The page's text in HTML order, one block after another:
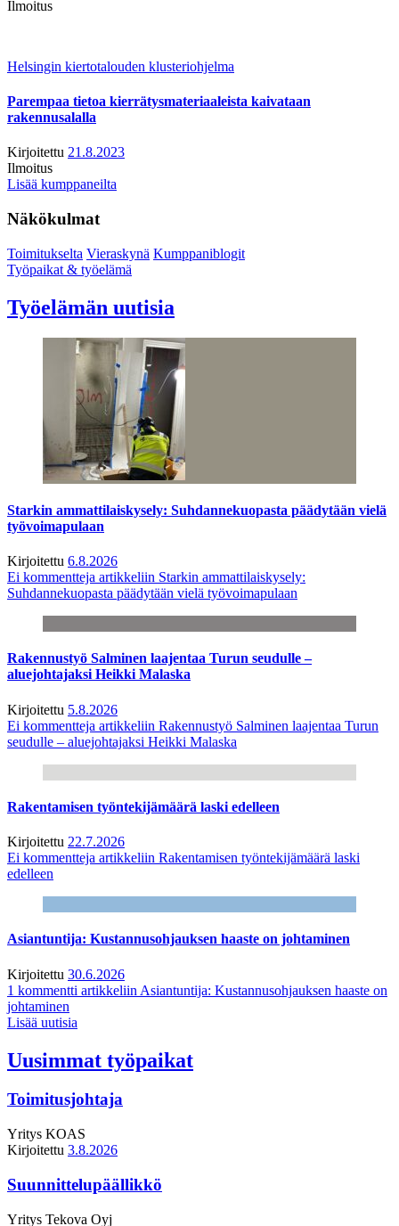
Ilmoitus
Helsingin kiertotalouden klusteriohjelma
Parempaa tietoa kierrätysmateriaaleista kaivataan
rakennusalalla
Kirjoitettu 21.8.2023
Ilmoitus
Lisää kumppaneilta
Näkökulmat
Toimitukselta Vieraskynä Kumppaniblogit
Työpaikat & työelämä
Työelämän uutisia
Starkin ammattilaiskysely: Suhdannekuopasta päädytään vielä
työvoimapulaan
Kirjoitettu 6.8.2026
Ei kommentteja artikkeliin Starkin ammattilaiskysely:
Suhdannekuopasta päädytään vielä työvoimapulaan
Rakennustyö Salminen laajentaa Turun seudulle –
aluejohtajaksi Heikki Malaska
Kirjoitettu 5.8.2026
Ei kommentteja artikkeliin Rakennustyö Salminen laajentaa Turun
seudulle – aluejohtajaksi Heikki Malaska
Rakentamisen työntekijämäärä laski edelleen
Kirjoitettu 22.7.2026
Ei kommentteja artikkeliin Rakentamisen työntekijämäärä laski
edelleen
Asiantuntija: Kustannusohjauksen haaste on johtaminen
Kirjoitettu 30.6.2026
1 kommentti artikkeliin Asiantuntija: Kustannusohjauksen haaste on
johtaminen
Lisää uutisia
Uusimmat työpaikat
Toimitusjohtaja
Yritys KOAS
Kirjoitettu 3.8.2026
Suunnittelupäällikkö
Yritys Tekova Oyj